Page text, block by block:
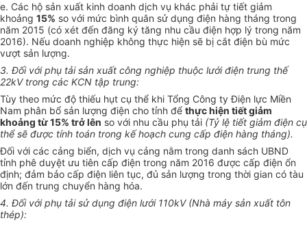
e. Các hộ sản xuất kinh doanh dịch vụ khác phải tự tiết giảm
khoảng 15% so với mức bình quân sử dụng điện hàng tháng trong
năm 2015 (có xét đến đăng ký tăng nhu cầu điện hợp lý trong năm
2016). Nếu doanh nghiệp không thực hiện sẽ bị cắt điện bù mức
vượt sản lượng.
3. Đối với phụ tải sản xuất công nghiệp thuộc lướiđiện trung thế
22kV trong các KCN tập trung:
Tùy theo mức độ thiếu hụt cụ thể khi Tổng Công ty Điện lực Miền
Nam phân bổ sản lượng điện cho tỉnh để thực hiện tiết giảm
khoảng từ 15% trở lên so với nhu cầu phụ tải (Tỷ lệ tiết giảm điện cụ
thể sẽ được tính toán trong kế hoạch cung cấp điện hàng tháng).
Đối với các cảng biển, dịch vụ cảng nằm trong danh sách UBND
tỉnh phê duyệt ưu tiên cấp điện trong năm 2016 được cấp điện ổn
định; đảm bảo cấp điện liên tục, đủ sản lượng trong thời gian có tàu
lớn đến trung chuyển hàng hóa.
4. Đối với phụ tải sử dụng điện lưới 110kV (Nhà máy sản xuất tôn
thép):